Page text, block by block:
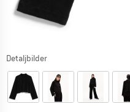
Detaljbilder